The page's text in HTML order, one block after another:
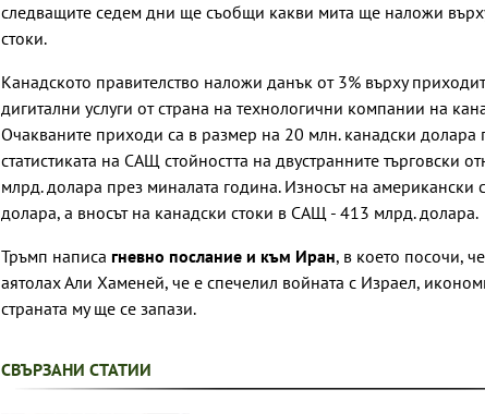
следващите седем дни ще съобщи какви мита ще наложи
стоки.
Канадското правителство наложи данък от 3% върху
дигитални услуги от страна на технологични компании на
Очакваните приходи са в размер на 20 млн. канадски
статистиката на САЩ стойността на двустранните търговски
млрд. долара през миналата година. Износът на американски
долара, а вносът на канадски стоки в САЩ - 413 млрд. долара.
Тръмп написа гневно послание и към Иран, в което посочи,
аятолах Али Хаменей, че е спечелил войната с Израел,
страната му ще се запази.
СВЪРЗАНИ СТАТИИ